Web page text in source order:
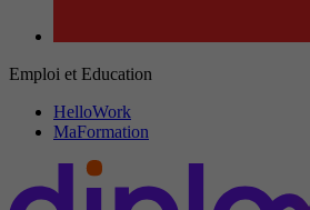
Emploi et Education
HelloWork
MaFormation